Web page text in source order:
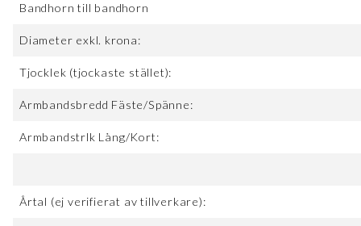
Bandhorn till bandhorn
Diameter exkl. krona:
Tjocklek (tjockaste stället):
Armbandsbredd Fäste/Spänne:
Armbandstrlk Lång/Kort:
Årtal (ej verifierat av tillverkare):